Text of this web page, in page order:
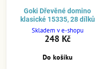
Goki Dřevěné domino
klasické 15335, 28 dílků
Skladem v e-shopu
248 Kč
Do košíku